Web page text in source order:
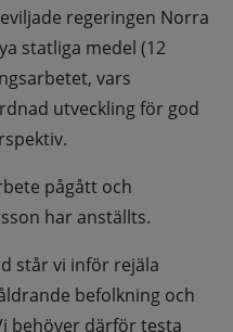
regeringen Norra
statliga medel (12
vars
utveckling för god
pågått och
har anställts.
står vi inför rejäla
befolkning och
behöver därför testa